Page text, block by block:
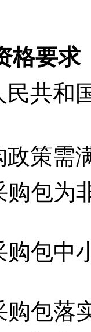
格要求
民共和
政策需
购包为
购包中
购包落